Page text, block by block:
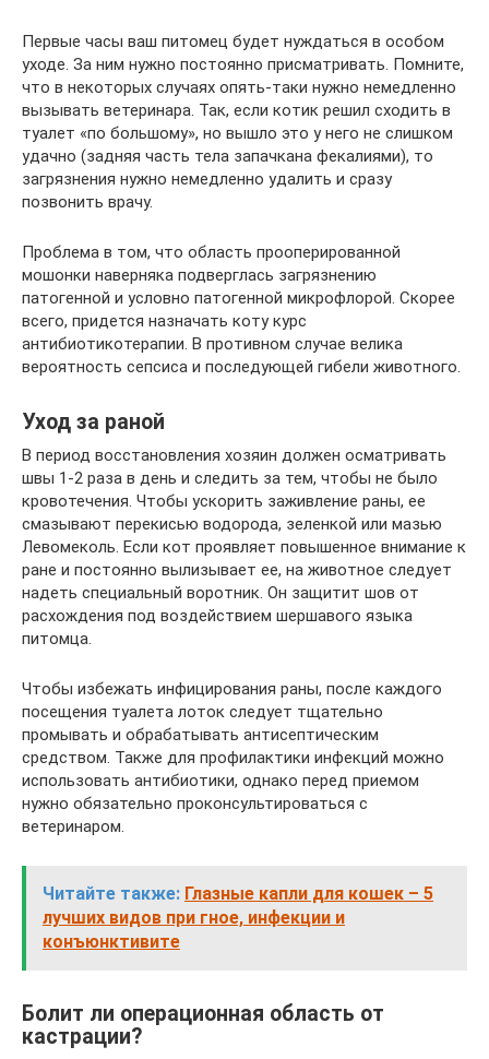
Первые часы ваш питомец будет нуждаться в особом
уходе. За ним нужно постоянно присматривать. Помните,
что в некоторых случаях опять-таки нужно немедленно
вызывать ветеринара. Так, если котик решил сходить в
туалет «по большому», но вышло это у него не слишком
удачно (задняя часть тела запачкана фекалиями), то
загрязнения нужно немедленно удалить и сразу
позвонить врачу.
Проблема в том, что область прооперированной
мошонки наверняка подверглась загрязнению
патогенной и условно патогенной микрофлорой. Скорее
всего, придется назначать коту курс
антибиотикотерапии. В противном случае велика
вероятность сепсиса и последующей гибели животного.
Уход за раной
В период восстановления хозяин должен осматривать
швы 1-2 раза в день и следить за тем, чтобы не было
кровотечения. Чтобы ускорить заживление раны, ее
смазывают перекисью водорода, зеленкой или мазью
Левомеколь. Если кот проявляет повышенное внимание к
ране и постоянно вылизывает ее, на животное следует
надеть специальный воротник. Он защитит шов от
расхождения под воздействием шершавого языка
питомца.
Чтобы избежать инфицирования раны, после каждого
посещения туалета лоток следует тщательно
промывать и обрабатывать антисептическим
средством. Также для профилактики инфекций можно
использовать антибиотики, однако перед приемом
нужно обязательно проконсультироваться с
ветеринаром.
Читайте также: Глазные капли для кошек – 5
лучших видов при гное, инфекции и
конъюнктивите
Болит ли операционная область от
кастрации?